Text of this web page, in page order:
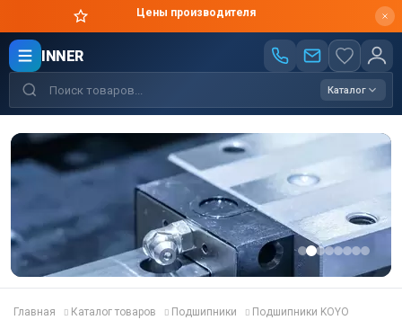
Цены производителя
INNER
Каталог
Главная Каталог товаров Подшипники
Подшипники KOYO